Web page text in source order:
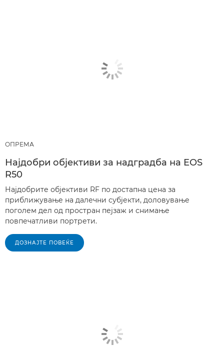
ОПРЕМА
Најдобри објективи за надградба на EOS
R50
Најдобрите објективи RF по достапна цена за
приближување на далечни субјекти, доловување
поголем дел од простран пејзаж и снимање
повпечатливи портрети.
ДОЗНАЈТЕ ПОВЕЌЕ